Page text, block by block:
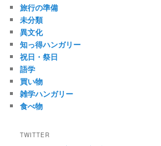
旅行の準備
未分類
異文化
知っ得ハンガリー
祝日・祭日
語学
買い物
雑学ハンガリー
食べ物
TWITTER